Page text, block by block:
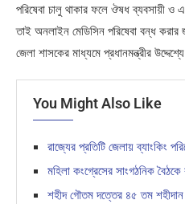
পরিষেবা চালু থাকার ফলে ঔষধ ব্যবসায়ী ও
তাই অনলাইন মেডিসিন পরিষেবা বন্ধ করার
জেলা শাসকের মাধ্যমে প্রধানমন্ত্রীর
You Might Also Like
রাজ্যের প্রতিটি জেলায় ব্যাংকিং
মহিলা কংগ্রেসের সাংগঠনিক
শহীদ গৌতম দত্তের ৪৫ তম